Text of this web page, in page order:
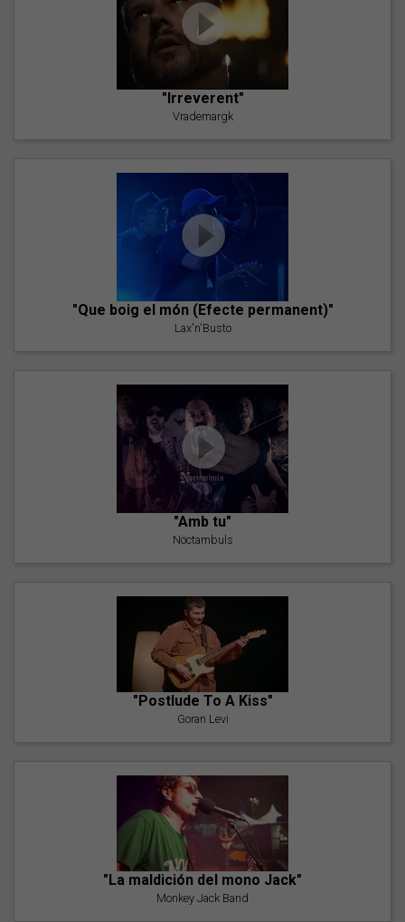
"Irreverent"
Vrademargk
"Que boig el món (Efecte permanent)"
Lax'n'Busto
"Amb tu"
Nöctambuls
"Postlude To A Kiss"
Goran Levi
"La maldición del mono Jack"
Monkey Jack Band